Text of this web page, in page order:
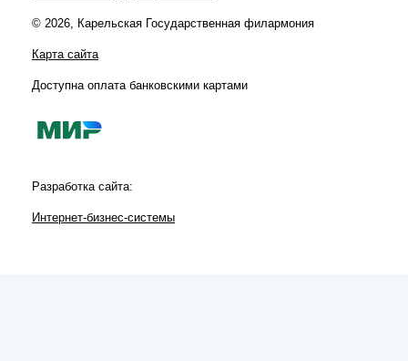
© 2026, Карельская Государственная филармония
Карта сайта
Доступна оплата банковскими картами
Разработка сайта:
Интернет-бизнес-системы